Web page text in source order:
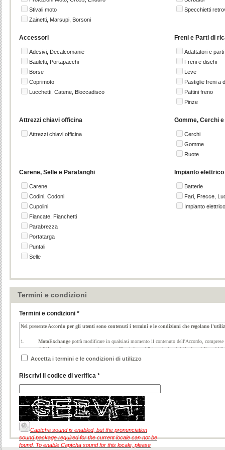
Stivali moto
Zainetti, Marsupi, Borsoni
Specchietti
Accessori
Adesivi, Decalcomanie
Bauletti, Portapacchi
Borse
Coprimoto
Lucchetti, Catene, Bloccadisco
Freni e Parti di
Adattatori e
Freni e dischi
Leve
Pastiglie freni a
Pattini freno
Pinze
Attrezzi chiavi officina
Attrezzi chiavi officina
Gomme, Cerchi
Cerchi
Gomme
Ruote
Carene, Selle e Parafanghi
Carene
Codini, Codoni
Cupolini
Fiancate, Fianchetti
Parabrezza
Portatarga
Puntali
Selle
Impianto
Batterie
Fari, Frecce,
Impianto elettrico
Termini e condizioni
Termini e condizioni *
Nel presente Accordo per gli utenti sono contenuti i termini e le condizioni che regolano
1. MotoExchange potrà modificare in qualsiasi momento il contenuto dell'Accordo,
dell'Accordo saranno automaticamente efficaci decorsi 7 (sette) giorni dalla data della
3. La registrazioneal sito e la presentazione di inserzioni d'offerta e richiesta di scambio
4.
Esclusione di responsabilità.
PoichéMotoExchangenon svolge alcun ruolo di intermediazione o di controllo nelle
tipo aMotoExchangenonché ai nostri dipendenti e amministratori.
4.1 L'uso del servizioè assunto dall' Utente sotto la sua completa responsabilità.
garanzia circa i risultati ottenuti tramite il servizio e il buon esito delle trattative da
positivo prima della scadenza dell'annuncio.
Accetta i termini e le condizioni di utilizzo
Riscrivi il codice di verifica *
Captcha sound is enabled, but the pronunciation
sound package required for the current locale can not be
found. To enable Captcha sound for this locale, please